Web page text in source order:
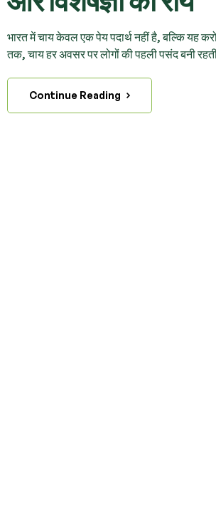
भारत में चाय केवल एक पेय पदार्थ नहीं है, बल्कि यह
तक, चाय हर अवसर पर लोगों की पहली पसंद बनी
Continue Reading